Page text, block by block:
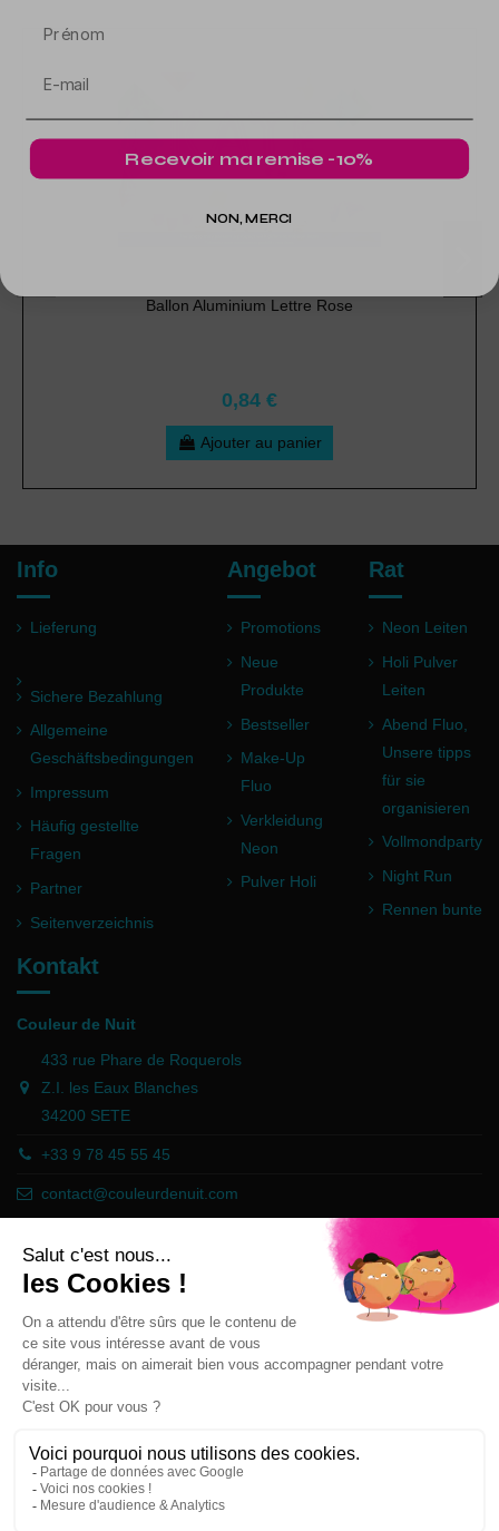
Ballon Aluminium Lettre Rose
0,84 €
Ajouter au panier
Info
Lieferung
Sichere Bezahlung
Allgemeine
Geschäftsbedingungen
Impressum
Häufig gestellte
Fragen
Partner
Seitenverzeichnis
Angebot
Promotions
Neue
Produkte
Bestseller
Make-Up
Fluo
Verkleidung
Neon
Pulver Holi
Rat
Neon Leiten
Holi Pulver
Leiten
Abend Fluo,
Unsere tipps
für sie
organisieren
Vollmondparty
Night Run
Rennen bunte
Kontakt
Couleur de Nuit
433 rue Phare de Roquerols
Z.I. les Eaux Blanches
34200 SETE
+33 9 78 45 55 45
contact@couleurdenuit.com
Händler zugelassen von Gesellschaft für Garantierte Bewertungen,
Klicken Sie hier
Newsletter
Recevoir ma remise -10%
NON, MERCI